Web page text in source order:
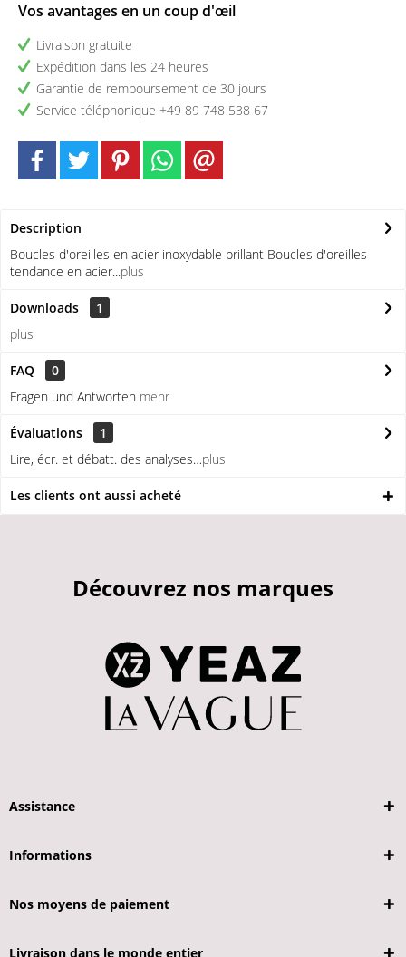
Vos avantages en un coup d'œil
Livraison gratuite
Expédition dans les 24 heures
Garantie de remboursement de 30 jours
Service téléphonique +49 89 748 538 67
Description
Boucles d'oreilles en acier inoxydable brillant Boucles d'oreilles
tendance en acier...plus
Downloads
1
plus
FAQ
0
Fragen und Antworten mehr
Évaluations
1
Lire, écr. et débatt. des analyses…plus
Les clients ont aussi acheté
Découvrez nos marques
Assistance
Informations
Nos moyens de paiement
Livraison dans le monde entier